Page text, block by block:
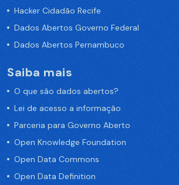
Hacker Cidadão Recife
Dados Abertos Governo Federal
Dados Abertos Pernambuco
Saiba mais
O que são dados abertos?
Lei de acesso a informação
Parceria para Governo Aberto
Open Knowledge Foundation
Open Data Commons
Open Data Definition